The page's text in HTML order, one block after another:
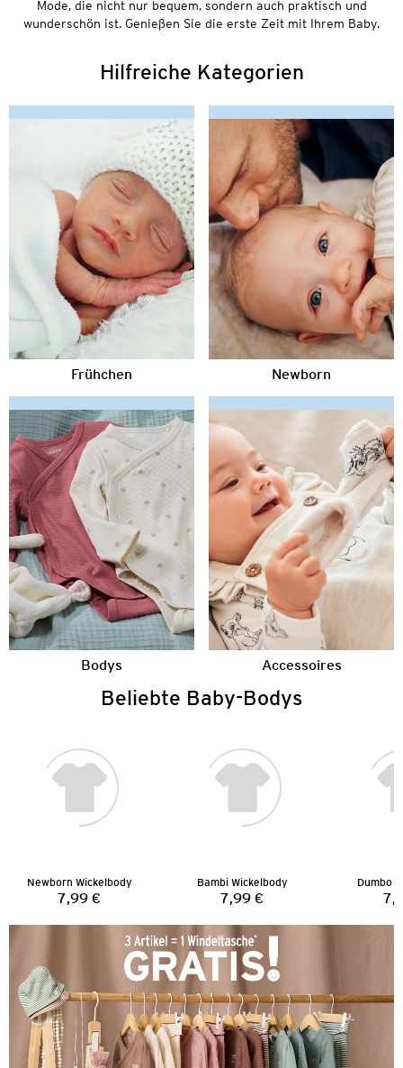
Mode, die nicht nur bequem, sondern auch praktisch und
wunderschön ist. Genießen Sie die erste Zeit mit Ihrem Baby.
Hilfreiche Kategorien
Frühchen Newborn
Bodys Accessoires
Beliebte Baby-Bodys
Newborn Wickelbody
Preis:
7,99 €
Bambi Wickelbody
Preis:
7,99 €
Dumbo